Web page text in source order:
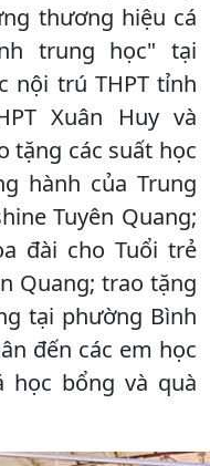
thương hiệu cá
trung học" tại
nội trú THPT tỉnh
Xuân Huy và
tặng các suất học
hành của Trung
Tuyên Quang;
đài cho Tuổi trẻ
Quang; trao tặng
tại phường Bình
đến các em học
bổng và quà